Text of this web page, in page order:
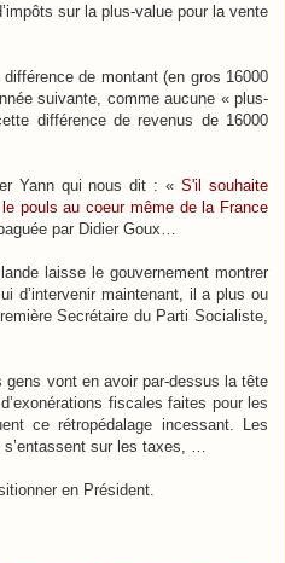
sur la plus-value pour la vente
de montant (en gros 16000
suivante, comme aucune « plus-
différence de revenus de 16000
Yann qui nous dit : «S'il souhaite
pouls au coeur même de la France
par Didier Goux…
laisse le gouvernement montrer
d’intervenir maintenant, il a plus ou
Secrétaire du Parti Socialiste,
gens vont en avoir par-dessus la tête
fiscales faites pour les
ce rétropédalage incessant. Les
sur les taxes, …
en Président.